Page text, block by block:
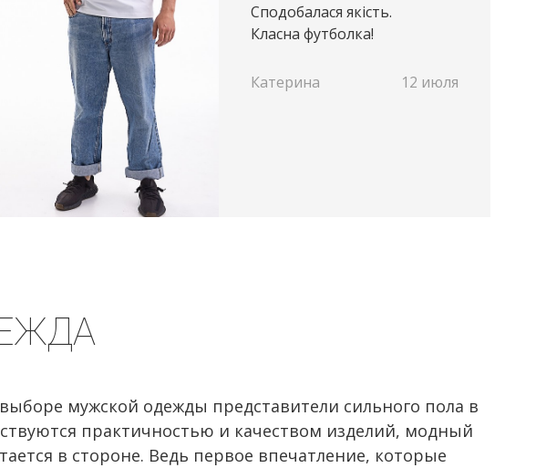
мужской одежды представители сильного пола в
практичностью и качеством изделий, модный
в стороне. Ведь первое впечатление, которые
Сподобалася якість.
Класна футболка!
Катерина 12 июля